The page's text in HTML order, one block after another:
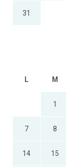
31
L M
1
7 8
14 15